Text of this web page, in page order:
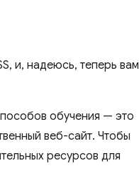
и, надеюсь, теперь вам
обучения — это
веб-сайт. Чтобы
ресурсов для